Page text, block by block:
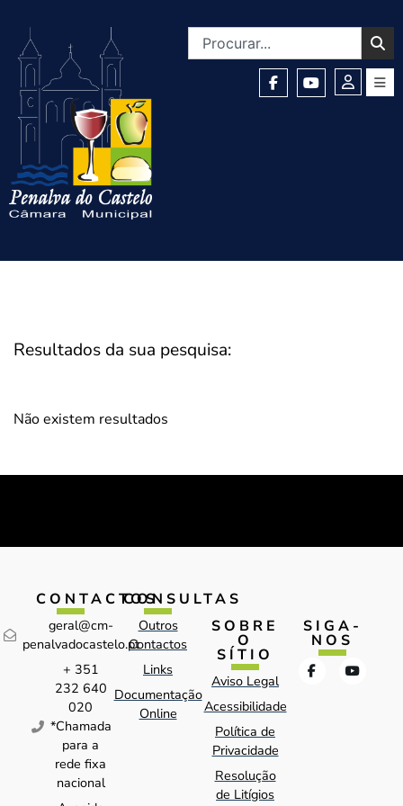
Resultados da sua pesquisa:
Não existem resultados
CONTACTOS
geral@cm-
penalvadocastelo.pt
+ 351
232 640
020
*Chamada
para a
rede fixa
nacional
CONSULTAS
Outros
Contactos
Links
Documentação
Online
SOBRE
O
SÍTIO
Aviso Legal
Acessibilidade
Política de
Privacidade
Resolução
de Litígios
SIGA-
NOS